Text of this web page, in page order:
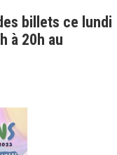
billets ce lundi
à 20h au